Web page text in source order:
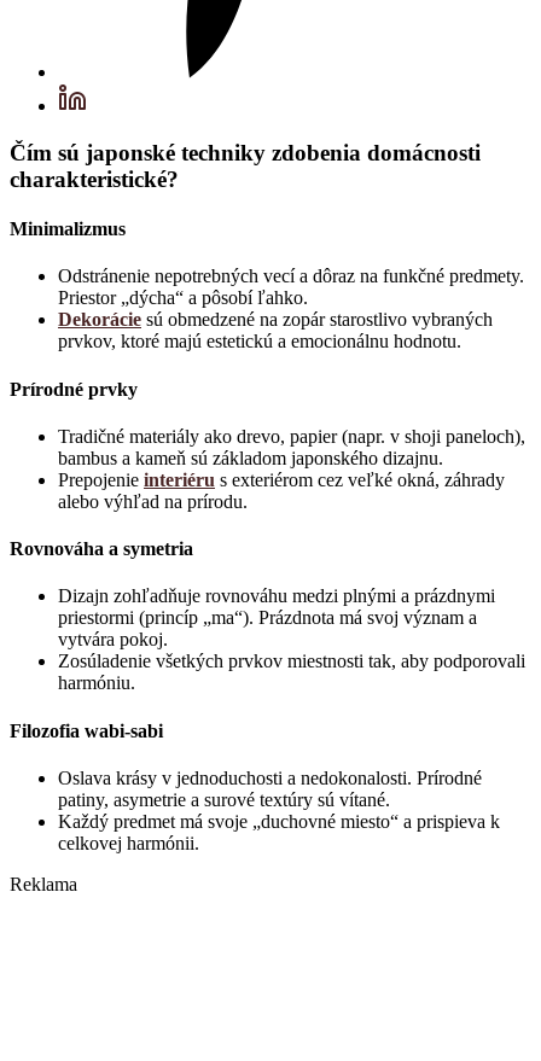
Čím sú japonské techniky zdobenia domácnosti
charakteristické?
Minimalizmus
Odstránenie nepotrebných vecí a dôraz na funkčné predmety.
Priestor „dýcha“ a pôsobí ľahko.
Dekorácie sú obmedzené na zopár starostlivo vybraných
prvkov, ktoré majú estetickú a emocionálnu hodnotu.
Prírodné prvky
Tradičné materiály ako drevo, papier (napr. v shoji paneloch),
bambus a kameň sú základom japonského dizajnu.
Prepojenie interiéru s exteriérom cez veľké okná, záhrady
alebo výhľad na prírodu.
Rovnováha a symetria
Dizajn zohľadňuje rovnováhu medzi plnými a prázdnymi
priestormi (princíp „ma“). Prázdnota má svoj význam a
vytvára pokoj.
Zosúladenie všetkých prvkov miestnosti tak, aby podporovali
harmóniu.
Filozofia wabi-sabi
Oslava krásy v jednoduchosti a nedokonalosti. Prírodné
patiny, asymetrie a surové textúry sú vítané.
Každý predmet má svoje „duchovné miesto“ a prispieva k
celkovej harmónii.
Reklama